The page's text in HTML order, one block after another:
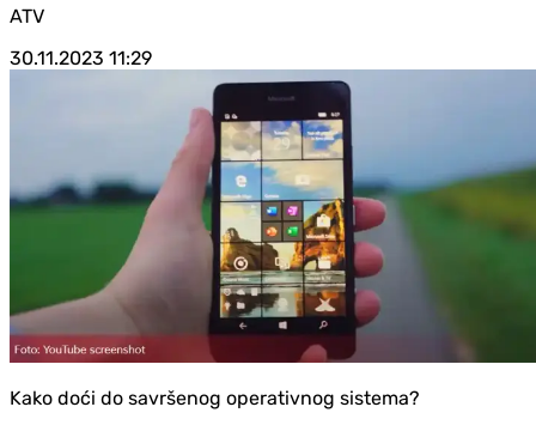
ATV
30.11.2023 11:29
Kako doći do savršenog operativnog sistema?